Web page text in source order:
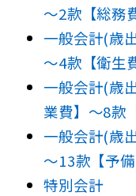
～2款【総務
一般会計(歳
～4款【衛生
一般会計(歳
業費】～8款
一般会計(歳
～13款【予
特別会計